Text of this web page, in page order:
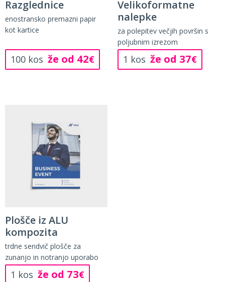
Razglednice
enostransko premazni papir
kot kartice
100 kos že od 42€
Velikoformatne
nalepke
za polepitev večjih površin s
poljubnim izrezom
1 kos že od 37€
Plošče iz ALU
kompozita
trdne sendvič plošče za
zunanjo in notranjo uporabo
1 kos že od 73€